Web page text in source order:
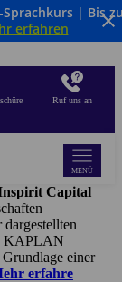
Ruf uns an
MENÜ
Capital
KAPLAN
einer
erfahre
| Bis
erfahren